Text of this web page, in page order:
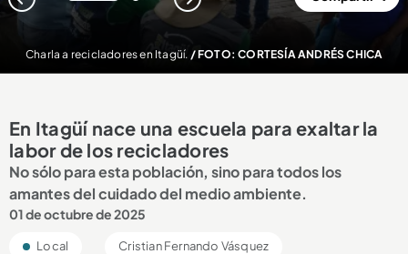
Charla a recicladores en Itagüí. / FOTO: CORTESÍA ANDRÉS CHICA
En Itagüí nace una escuela para exaltar la
labor de los recicladores
No sólo para esta población, sino para todos los
amantes del cuidado del medio ambiente.
01 de octubre de 2025
Local Cristian Fernando Vásquez